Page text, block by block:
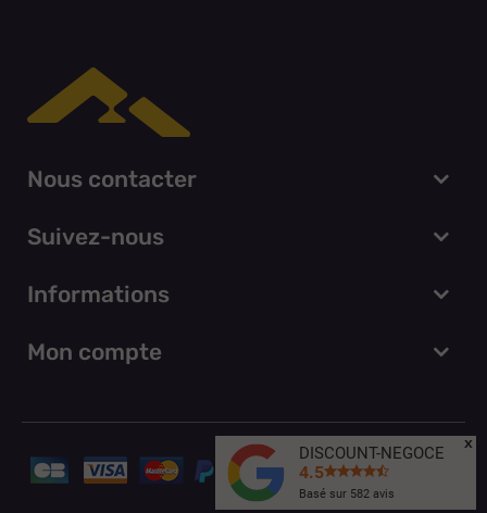
Nous contacter
Suivez-nous
Informations
Mon compte
DISCOUNT-NEGOCE
4.5
Basé sur 582avis
x